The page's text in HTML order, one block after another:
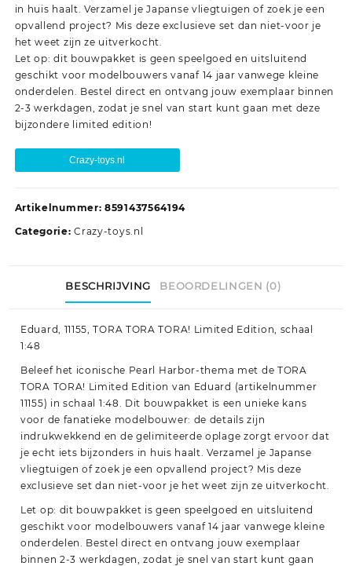
in huis haalt. Verzamel je Japanse vliegtuigen of zoek je een
opvallend project? Mis deze exclusieve set dan niet-voor je
het weet zijn ze uitverkocht.
Let op: dit bouwpakket is geen speelgoed en uitsluitend
geschikt voor modelbouwers vanaf 14 jaar vanwege kleine
onderdelen. Bestel direct en ontvang jouw exemplaar binnen
2-3 werkdagen, zodat je snel van start kunt gaan met deze
bijzondere limited edition!
Crazy-toys.nl
Artikelnummer: 8591437564194
Categorie:Crazy-toys.nl
BESCHRIJVING BEOORDELINGEN (0)
Eduard, 11155, TORA TORA TORA! Limited Edition, schaal
1:48
Beleef het iconische Pearl Harbor-thema met de TORA
TORA TORA! Limited Edition van Eduard (artikelnummer
11155) in schaal 1:48. Dit bouwpakket is een unieke kans
voor de fanatieke modelbouwer: de details zijn
indrukwekkend en de gelimiteerde oplage zorgt ervoor dat
je echt iets bijzonders in huis haalt. Verzamel je Japanse
vliegtuigen of zoek je een opvallend project? Mis deze
exclusieve set dan niet-voor je het weet zijn ze uitverkocht.
Let op: dit bouwpakket is geen speelgoed en uitsluitend
geschikt voor modelbouwers vanaf 14 jaar vanwege kleine
onderdelen. Bestel direct en ontvang jouw exemplaar
binnen 2-3 werkdagen, zodat je snel van start kunt gaan